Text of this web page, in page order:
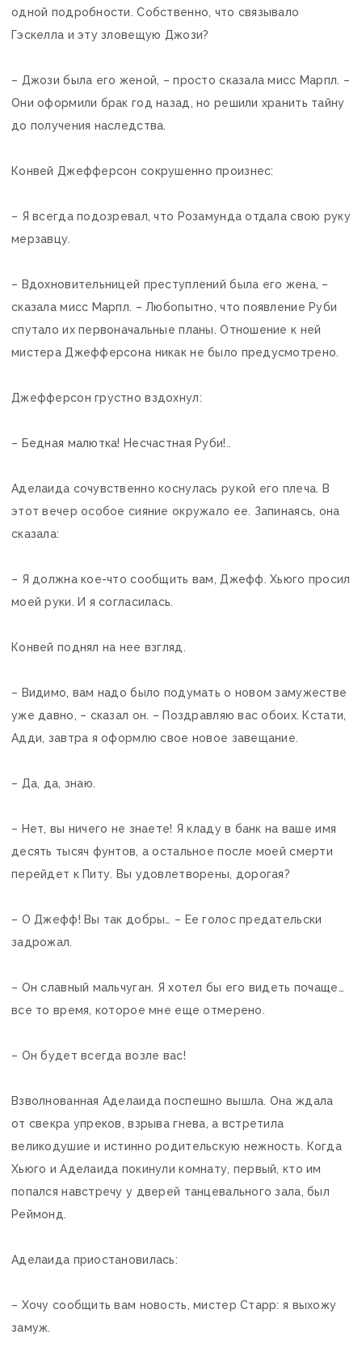
одной подробности. Собственно, что связывало
Гэскелла и эту зловещую Джози?
– Джози была его женой, – просто сказала мисс Марпл. –
Они оформили брак год назад, но решили хранить тайну
до получения наследства.
Конвей Джефферсон сокрушенно произнес:
– Я всегда подозревал, что Розамунда отдала свою руку
мерзавцу.
– Вдохновительницей преступлений была его жена, –
сказала мисс Марпл. – Любопытно, что появление Руби
спутало их первоначальные планы. Отношение к ней
мистера Джефферсона никак не было предусмотрено.
Джефферсон грустно вздохнул:
– Бедная малютка! Несчастная Руби!..
Аделаида сочувственно коснулась рукой его плеча. В
этот вечер особое сияние окружало ее. Запинаясь, она
сказала:
– Я должна кое-что сообщить вам, Джефф. Хьюго просил
моей руки. И я согласилась.
Конвей поднял на нее взгляд.
– Видимо, вам надо было подумать о новом замужестве
уже давно, – сказал он. – Поздравляю вас обоих. Кстати,
Адди, завтра я оформлю свое новое завещание.
– Да, да, знаю.
– Нет, вы ничего не знаете! Я кладу в банк на ваше имя
десять тысяч фунтов, а остальное после моей смерти
перейдет к Питу. Вы удовлетворены, дорогая?
– О Джефф! Вы так добры… – Ее голос предательски
задрожал.
– Он славный мальчуган. Я хотел бы его видеть почаще…
все то время, которое мне еще отмерено.
– Он будет всегда возле вас!
Взволнованная Аделаида поспешно вышла. Она ждала
от свекра упреков, взрыва гнева, а встретила
великодушие и истинно родительскую нежность. Когда
Хьюго и Аделаида покинули комнату, первый, кто им
попался навстречу у дверей танцевального зала, был
Реймонд.
Аделаида приостановилась:
– Хочу сообщить вам новость, мистер Старр: я выхожу
замуж.